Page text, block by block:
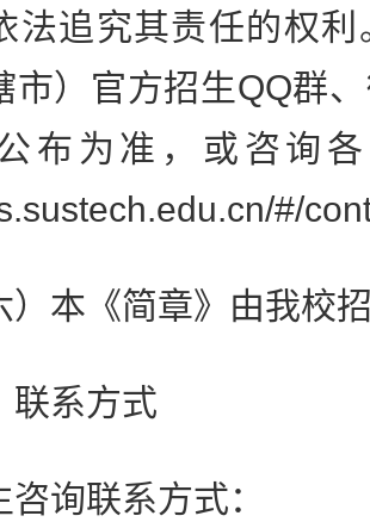
法追究其责任的权
市）官方招生QQ群
布为准，或咨询
#/
《简章》由我校招
系方式
联系方式：